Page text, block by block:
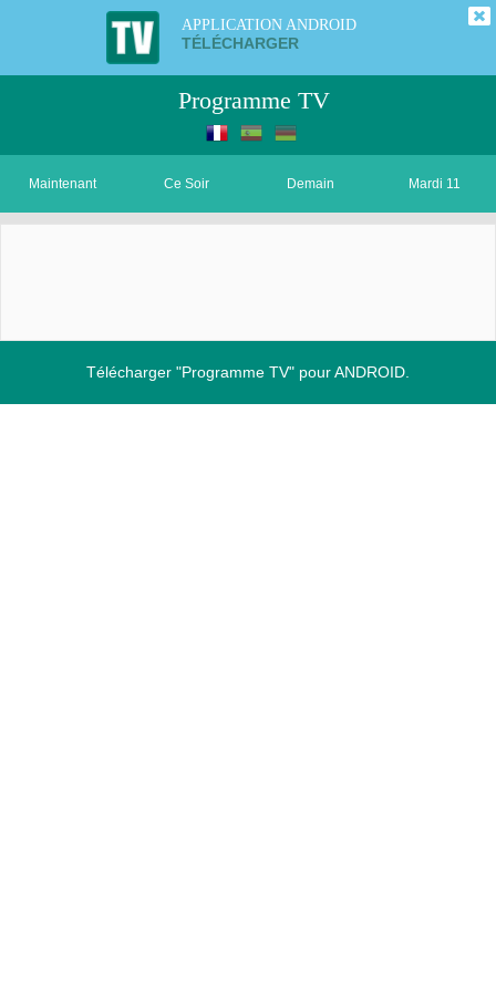
APPLICATION ANDROID
TÉLÉCHARGER
Programme TV
Maintenant Ce Soir Demain Mardi 11
Télécharger "Programme TV" pour ANDROID.